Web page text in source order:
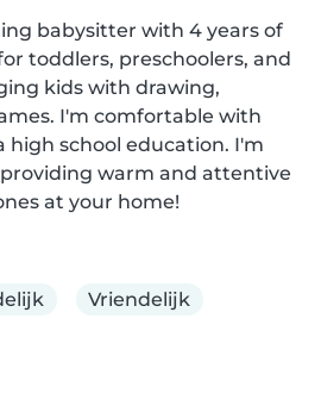
babysitter with 4 years of
toddlers, preschoolers, and
kids with drawing,
I'm comfortable with
high school education. I'm
warm and attentive
at your home!
Vriendelijk